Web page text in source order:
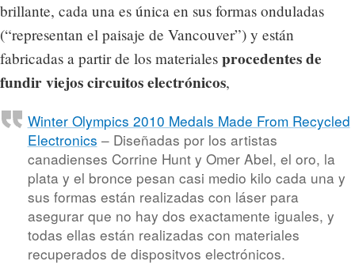
brillante, cada una es única en sus formas onduladas
(“representan el paisaje de Vancouver”) y están
fabricadas a partir de los materiales procedentes de
fundir viejos circuitos electrónicos,
Winter Olympics 2010 Medals Made From Recycled
Electronics – Diseñadas por los artistas
canadienses Corrine Hunt y Omer Abel, el oro, la
plata y el bronce pesan casi medio kilo cada una y
sus formas están realizadas con láser para
asegurar que no hay dos exactamente iguales, y
todas ellas están realizadas con materiales
recuperados de dispositvos electrónicos.